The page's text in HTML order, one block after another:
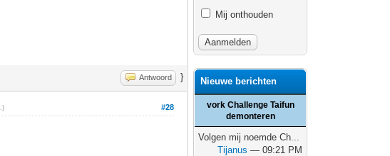
Antwoord }
#28
.)
Mij onthouden
Nieuwe berichten
vork Challenge Taifun
demonteren
Volgen mij noemde Ch...
Tijanus — 09:21 PM